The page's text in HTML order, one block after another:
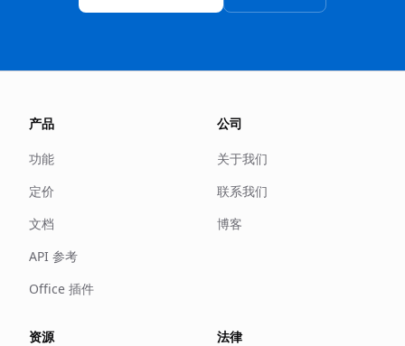
产品
功能
定价
文档
API 参考
Office 插件
公司
关于我们
联系我们
博客
资源 法律